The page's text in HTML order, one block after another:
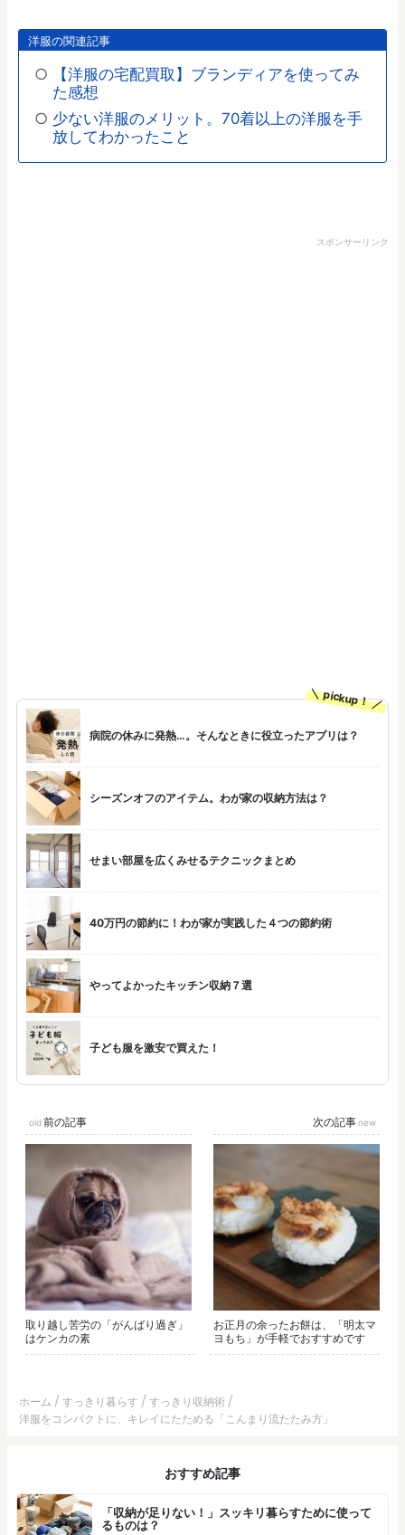
洋服の関連記事
【洋服の宅配買取】ブランディアを使ってみ
た感想
少ない洋服のメリット。70着以上の洋服を手
放してわかったこと
スポンサーリンク
pickup！
病院の休みに発熱…。そんなときに役立ったアプリは？
シーズンオフのアイテム。わが家の収納方法は？
せまい部屋を広くみせるテクニックまとめ
40万円の節約に！わが家が実践した４つの節約術
やってよかったキッチン収納７選
子ども服を激安で買えた！
前の記事
取り越し苦労の「がんばり過ぎ」
はケンカの素
次の記事
お正月の余ったお餅は、「明太マ
ヨもち」が手軽でおすすめです
ホーム すっきり暮らす
すっきり収納術
洋服をコンパクトに、キレイにたためる「こんまり流たたみ方」
おすすめ記事
「収納が足りない！」スッキリ暮らすために使って
るものは？